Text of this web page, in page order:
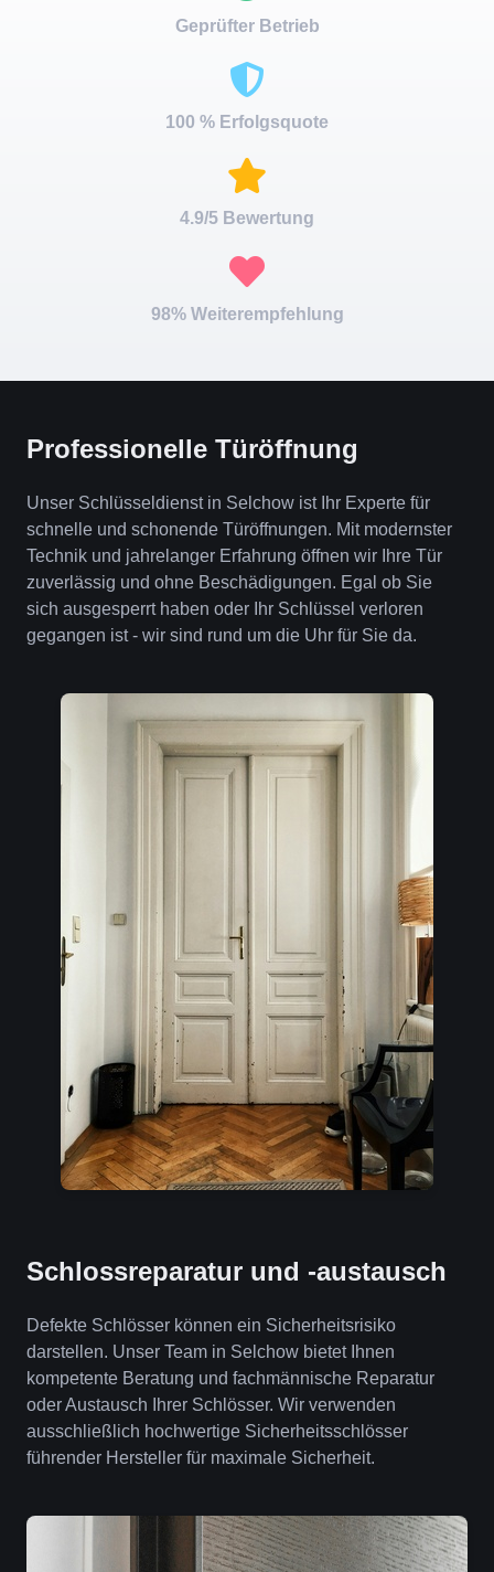
Geprüfter Betrieb
100 % Erfolgsquote
4.9/5 Bewertung
98% Weiterempfehlung
Professionelle Türöffnung
Unser Schlüsseldienst in Selchow ist Ihr Experte für
schnelle und schonende Türöffnungen. Mit modernster
Technik und jahrelanger Erfahrung öffnen wir Ihre Tür
zuverlässig und ohne Beschädigungen. Egal ob Sie
sich ausgesperrt haben oder Ihr Schlüssel verloren
gegangen ist - wir sind rund um die Uhr für Sie da.
Schlossreparatur und -austausch
Defekte Schlösser können ein Sicherheitsrisiko
darstellen. Unser Team in Selchow bietet Ihnen
kompetente Beratung und fachmännische Reparatur
oder Austausch Ihrer Schlösser. Wir verwenden
ausschließlich hochwertige Sicherheitsschlösser
führender Hersteller für maximale Sicherheit.